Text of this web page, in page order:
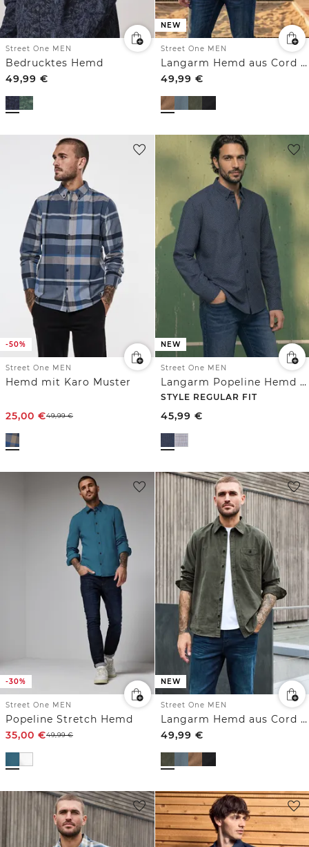
Street One MEN
Bedrucktes Hemd
49,99 €
NEW
Street One MEN
Langarm Hemd aus Cord in Unifarbe
49,99 €
-50%
Street One MEN
Hemd mit Karo Muster
25,00 €49,99€
NEW
Street One MEN
Langarm Popeline Hemd mit Print
STYLE REGULAR FIT
45,99 €
-30%
Street One MEN
Popeline Stretch Hemd
35,00 €49,99€
NEW
Street One MEN
Langarm Hemd aus Cord in Unifarbe
49,99 €